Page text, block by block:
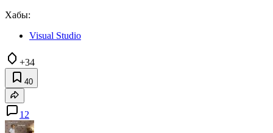
Хабы:
Visual Studio
+34
40
12